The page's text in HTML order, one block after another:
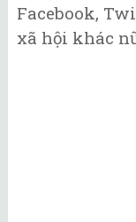
Facebook,
xã hội khác